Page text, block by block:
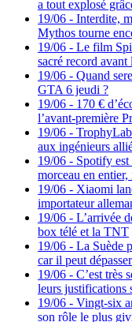
a tout explosé
19/06 - Interdite,
Mythos tourne
19/06 - Le film
sacré record avant
19/06 - Quand
GTA 6 jeudi ?
19/06 - 170 €
l’avant-première
19/06 -
aux ingénieurs
19/06 - Spotify est
morceau en
19/06 - Xiaomi
importateur
19/06 - L’arrivée
box télé et la TNT
19/06 - La Suède
car il peut
19/06 - C’est très
leurs justifications
19/06 - Vingt-six
son rôle le plus